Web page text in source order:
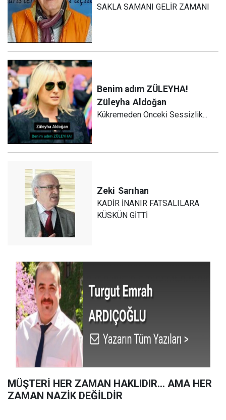
SAKLA SAMANI GELİR ZAMANI
Benim adım ZÜLEYHA!
Züleyha Aldoğan
Kükremeden Önceki Sessizlik...
Zeki Sarıhan
KADİR İNANIR FATSALILARA
KÜSKÜN GİTTİ
MÜŞTERİ HER ZAMAN HAKLIDIR… AMA HER
ZAMAN NAZİK DEĞİLDİR